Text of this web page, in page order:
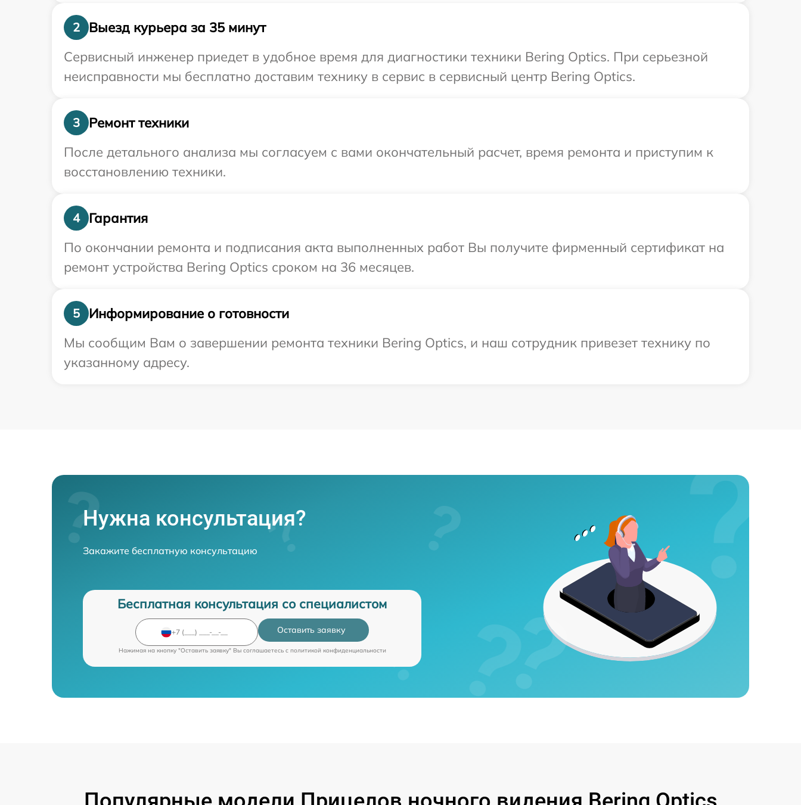
2
Выезд курьера за 35 минут
Сервисный инженер приедет в удобное время для диагностики техники Bering Optics. При серьезной
неисправности мы бесплатно доставим технику в сервис в сервисный центр Bering Optics.
3
Ремонт техники
После детального анализа мы согласуем с вами окончательный расчет, время ремонта и приступим к
восстановлению техники.
4
Гарантия
По окончании ремонта и подписания акта выполненных работ Вы получите фирменный сертификат на
ремонт устройства Bering Optics сроком на 36 месяцев.
5
Информирование о готовности
Мы сообщим Вам о завершении ремонта техники Bering Optics, и наш сотрудник привезет технику по
указанному адресу.
Нужна консультация?
Закажите бесплатную консультацию
Бесплатная консультация со специалистом
Оставить заявку
Нажимая на кнопку "Оставить заявку" Вы соглашаетесь c политикой конфиденциальности